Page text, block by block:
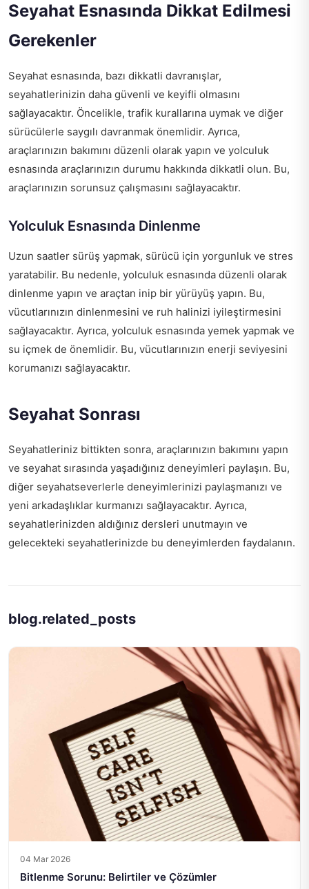
Seyahat Esnasında Dikkat Edilmesi
Gerekenler
Seyahat esnasında, bazı dikkatli davranışlar,
seyahatlerinizin daha güvenli ve keyifli olmasını
sağlayacaktır. Öncelikle, trafik kurallarına uymak ve diğer
sürücülerle saygılı davranmak önemlidir. Ayrıca,
araçlarınızın bakımını düzenli olarak yapın ve yolculuk
esnasında araçlarınızın durumu hakkında dikkatli olun. Bu,
araçlarınızın sorunsuz çalışmasını sağlayacaktır.
Yolculuk Esnasında Dinlenme
Uzun saatler sürüş yapmak, sürücü için yorgunluk ve stres
yaratabilir. Bu nedenle, yolculuk esnasında düzenli olarak
dinlenme yapın ve araçtan inip bir yürüyüş yapın. Bu,
vücutlarınızın dinlenmesini ve ruh halinizi iyileştirmesini
sağlayacaktır. Ayrıca, yolculuk esnasında yemek yapmak ve
su içmek de önemlidir. Bu, vücutlarınızın enerji seviyesini
korumanızı sağlayacaktır.
Seyahat Sonrası
Seyahatleriniz bittikten sonra, araçlarınızın bakımını yapın
ve seyahat sırasında yaşadığınız deneyimleri paylaşın. Bu,
diğer seyahatseverlerle deneyimlerinizi paylaşmanızı ve
yeni arkadaşlıklar kurmanızı sağlayacaktır. Ayrıca,
seyahatlerinizden aldığınız dersleri unutmayın ve
gelecekteki seyahatlerinizde bu deneyimlerden faydalanın.
blog.related_posts
04 Mar 2026
Bitlenme Sorunu: Belirtiler ve Çözümler